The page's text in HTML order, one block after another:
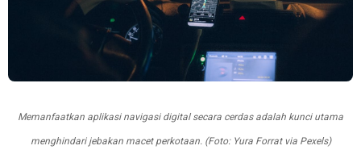
Memanfaatkan aplikasi navigasi digital secara cerdas adalah kunci utama
menghindari jebakan macet perkotaan. (Foto: Yura Forrat via Pexels)